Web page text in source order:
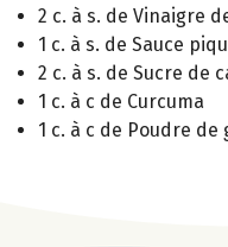
2 c. à s. de Vinaigre
1 c. à s. de Sauce
2 c. à s. de Sucre de
1 c. à c de Curcuma
1 c. à c de Poudre de